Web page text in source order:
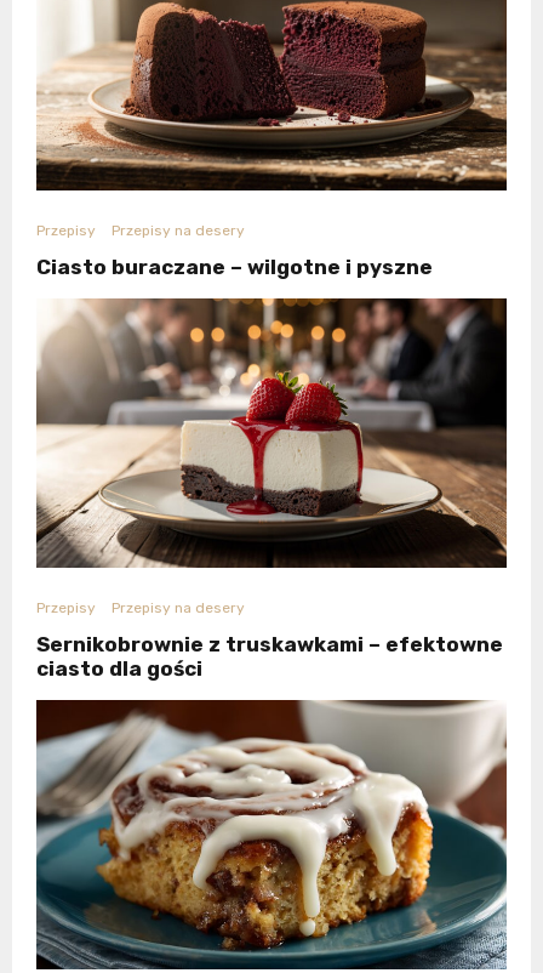
Przepisy Przepisy na desery
Ciasto buraczane – wilgotne i pyszne
Przepisy Przepisy na desery
Sernikobrownie z truskawkami – efektowne
ciasto dla gości